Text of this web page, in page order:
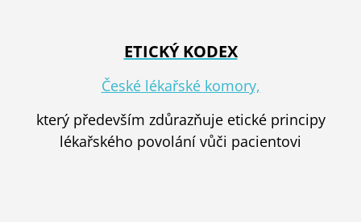
ETICKÝ KODEX
České lékařské komory,
který především zdůrazňuje etické principy
lékařského povolání vůči pacientovi